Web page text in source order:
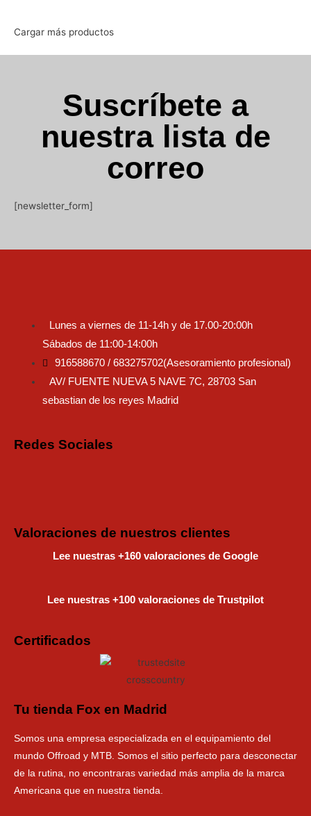
Cargar más productos
Suscríbete a
nuestra lista de
correo
[newsletter_form]
Lunes a viernes de 11-14h y de 17.00-20:00h
Sábados de 11:00-14:00h
916588670 / 683275702(Asesoramiento profesional)
AV/ FUENTE NUEVA 5 NAVE 7C, 28703 San
sebastian de los reyes Madrid
Redes Sociales
Valoraciones de nuestros clientes
Lee nuestras +160 valoraciones de Google
Lee nuestras +100 valoraciones de Trustpilot
Certificados
Tu tienda Fox en Madrid
Somos una empresa especializada en el equipamiento del
mundo Offroad y MTB. Somos el sitio perfecto para desconectar
de la rutina, no encontraras variedad más amplia de la marca
Americana que en nuestra tienda.